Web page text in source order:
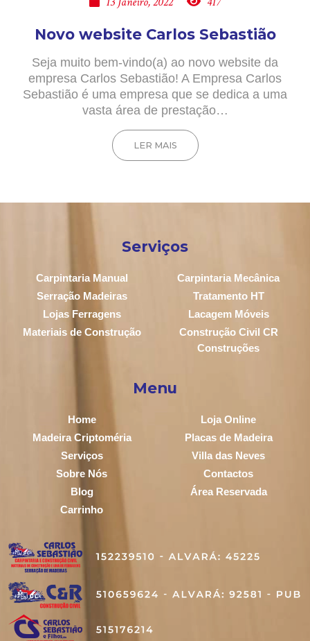
Novo website Carlos Sebastião
Seja muito bem-vindo(a) ao novo website da
empresa Carlos Sebastião! A Empresa Carlos
Sebastião é uma empresa que se dedica a uma
vasta área de prestação…
LER MAIS
Serviços
Carpintaria Manual
Carpintaria Mecânica
Serração Madeiras
Tratamento HT
Lojas Ferragens
Lacagem Móveis
Materiais de Construção
Construção Civil CR
Construções
Menu
Home
Loja Online
Madeira Criptoméria
Placas de Madeira
Serviços
Villa das Neves
Sobre Nós
Contactos
Blog
Área Reservada
Carrinho